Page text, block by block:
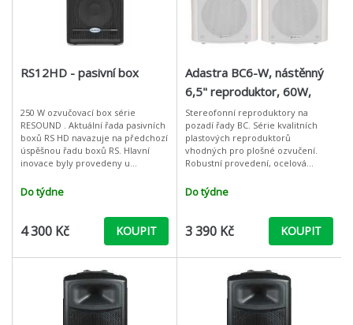
RS12HD - pasivní box
250 W ozvučovací box série
RESOUND . Aktuální řada pasivních
boxů RS HD navazuje na předchozí
úspěšnou řadu boxů RS. Hlavní
inovace byly provedeny u
razantním způsobem zvýšen jeho
výkon. Dí
Do týdne
4 300 Kč KOUPIT
Adastra BC6-W, nástěnný
6,5" reproduktor, 60W,
bílý, cena/pár
Stereofonní reproduktory na
pozadí řady BC. Série kvalitních
plastových reproduktorů
vhodných pro plošné ozvučení.
Robustní provedení, ocelová
design umožňuje snadnou instalaci
do rohů mís
Do týdne
3 390 Kč KOUPIT